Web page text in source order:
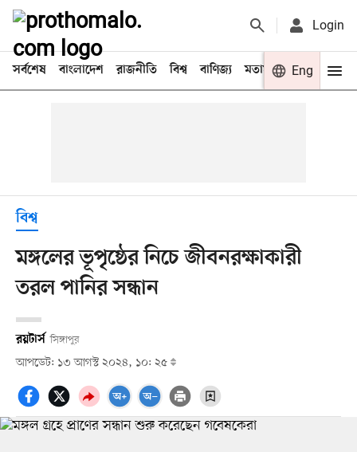
Login
সর্বশেষ বাংলাদেশ রাজনীতি বিশ্ব বাণিজ্য মতামত খেলা
Eng
বিশ্ব
মঙ্গলের ভূপৃষ্ঠের নিচে জীবনরক্ষাকারী
তরল পানির সন্ধান
রয়টার্স সিঙ্গাপুর
আপডেট: ১৩ আগস্ট ২০২৪, ১০: ২৫